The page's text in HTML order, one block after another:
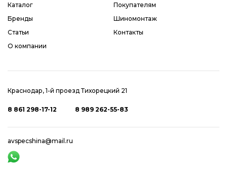
Каталог
Бренды
Статьи
О компании
Покупателям
Шиномонтаж
Контакты
Краснодар, 1-й проезд Тихорецкий 21
8 861 298-17-12 8 989 262-55-83
avspecshina@mail.ru